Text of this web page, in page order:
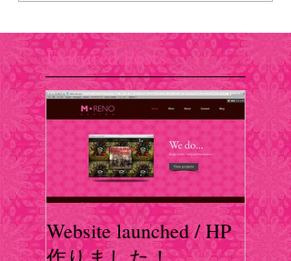
Featured Posts
Website launched / HP